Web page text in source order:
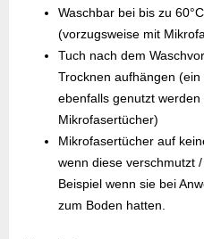
Waschbar bei bis zu
(vorzugsweise mit
Tuch nach dem
Trocknen aufhängen
ebenfalls genutzt
Mikrofasertücher)
Mikrofasertücher auf
wenn diese verschmutzt
Beispiel wenn sie bei
zum Boden hatten.